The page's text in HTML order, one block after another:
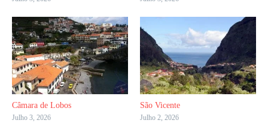
Câmara de Lobos
Julho 3, 2026
São Vicente
Julho 2, 2026